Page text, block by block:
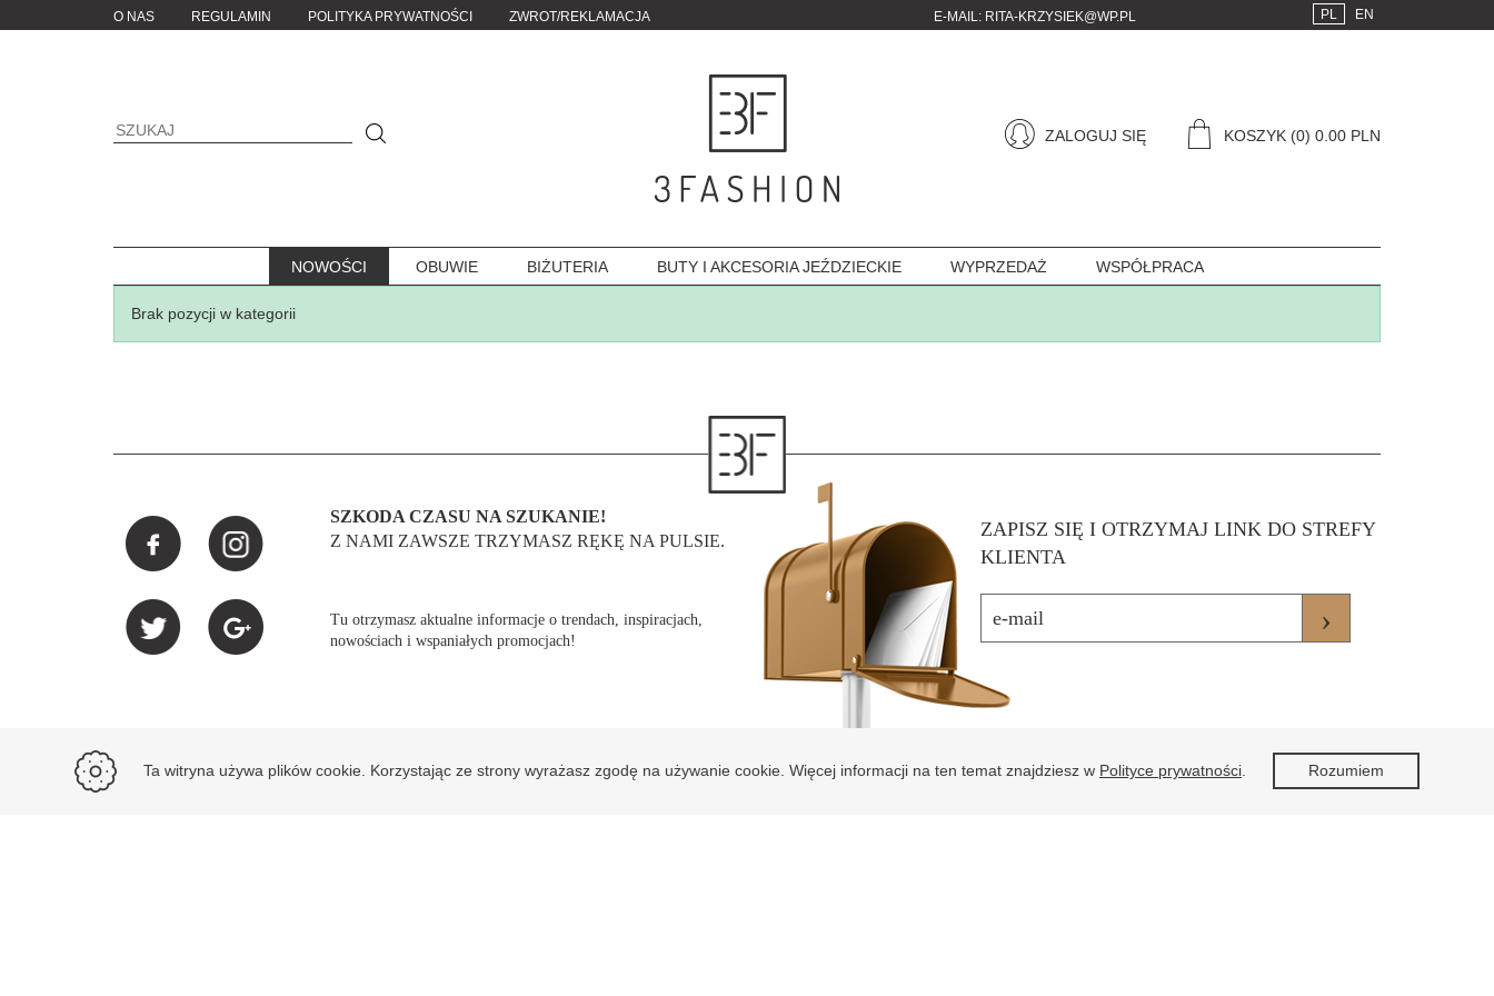
O NAS REGULAMIN POLITYKA PRYWATNOŚCI ZWROT/REKLAMACJA E-MAIL: RITA-KRZYSIEK@WP.PL PL EN
ZALOGUJ SIĘ KOSZYK (0) 0.00 PLN
NOWOŚCI OBUWIE BIŻUTERIA BUTY I AKCESORIA JEŹDZIECKIE WYPRZEDAŻ WSPÓŁPRACA
Brak pozycji w kategorii
SZKODA CZASU NA SZUKANIE!
Z NAMI ZAWSZE TRZYMASZ RĘKĘ NA PULSIE.
Tu otrzymasz aktualne informacje o trendach, inspiracjach,
nowościach i wspaniałych promocjach!
ZAPISZ SIĘ I OTRZYMAJ LINK DO STREFY
KLIENTA
›
Ta witryna używa plików cookie. Korzystając ze strony wyrażasz zgodę na używanie cookie. Więcej informacji na ten temat znajdziesz w Polityce prywatności Rozumiem